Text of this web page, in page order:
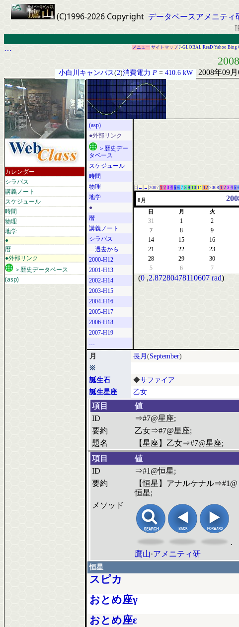
(C)1996-2026 Copyright データベースアメニティ
…
メニュー サイトマップ J-GLOBAL ReaD Yahoo Bing
小白川キャンパス(2)消費電力 P= 410.6 kW 2008年09
カレンダー
シラバス
講義ノート
スケジュール
時間
物理
地学
●
暦
●外部リンク
＞歴史データベース
(asp)
(asp)
●外部リンク
＞歴史デー
タベース
スケジュール
時間
物理
地学
●
暦
講義ノート
シラバス
…過去から
2000-H12
2001-H13
2002-H14
2003-H15
2004-H16
2005-H17
2006-H18
2007-H19
…
□ ← → 2007 1 2 3 4 5 6 7 8 9 10 11 12 2008 1 2 3 4 5
8月
日 月 火
31 1 2
7
8 9
14
15 16
21
22 23
28
29 30
5
6 7
(0 ,2.87280478110607 rad)
月 長月 (September)
※
誕生石
◆サファイア
誕生星座
乙女
項目
値
ID
⇒#7@星座;
要約
乙女⇒#7@星座;
題名
【星座】乙女⇒#7@星座;
項目
値
ID
⇒#1@恒星;
要約
【恒星】アナルケナル⇒#1@
恒星;
メソッド
·
鷹山·アメニティ研
恒星
スピカ
おとめ座γ
おとめ座ε